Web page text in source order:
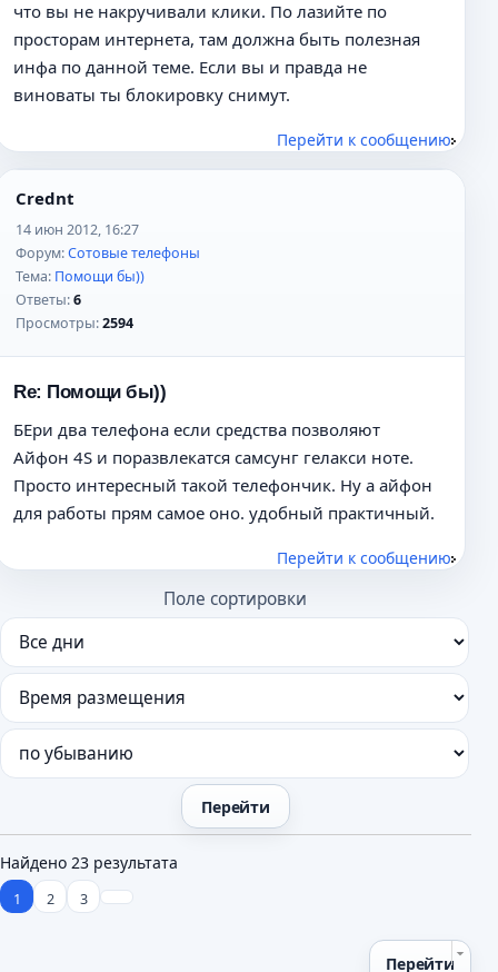
что вы не накручивали клики. По лазийте по
просторам интернета, там должна быть полезная
инфа по данной теме. Если вы и правда не
виноваты ты блокировку снимут.
Перейти к сообщению
Crednt
14 июн 2012, 16:27
Форум:Сотовые телефоны
Тема: Помощи бы))
Ответы:6
Просмотры:2594
Re: Помощи бы))
БЕри два телефона если средства позволяют
Айфон 4S и поразвлекатся самсунг гелакси ноте.
Просто интересный такой телефончик. Ну а айфон
для работы прям самое оно. удобный практичный.
Перейти к сообщению
Поле сортировки
Найдено 23 результата
1 2 3
Перейти